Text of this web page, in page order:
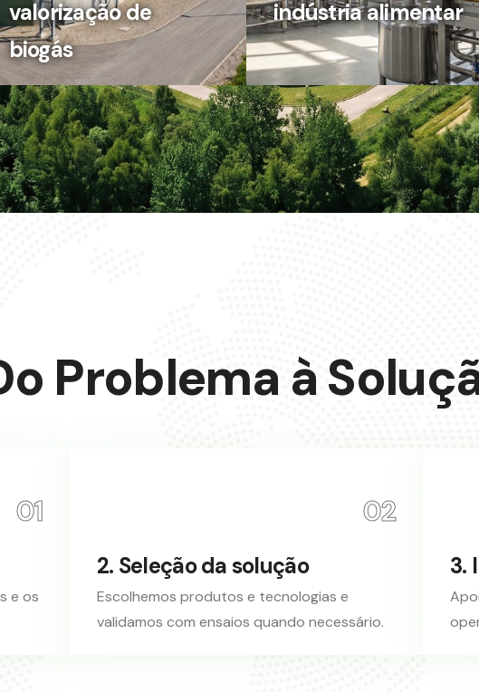
valorização de
biogás
indústria alimentar
Problema à
01
e os
02
2. Seleção da solução
Escolhemos produtos e tecnologias e
validamos com ensaios quando necessário.
3.